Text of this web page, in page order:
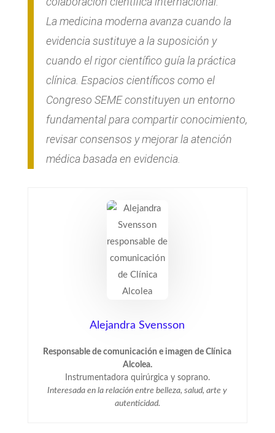
La medicina moderna avanza cuando la
evidencia sustituye a la suposición y
cuando el rigor científico guía la práctica
clínica. Espacios científicos como el
Congreso SEME constituyen un entorno
fundamental para compartir conocimiento,
revisar consensos y mejorar la atención
médica basada en evidencia.
Alejandra Svensson
Responsable de comunicación e imagen de Clínica
Alcolea.
Instrumentadora quirúrgica y soprano.
Interesada en la relación entre belleza, salud, arte y
autenticidad.